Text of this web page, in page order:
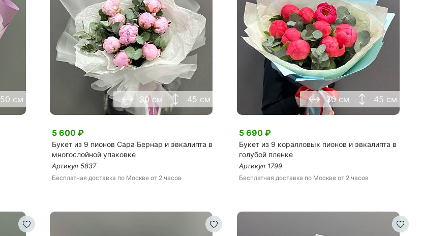
50 см 30 см 45 см
5 600 ₽
Букет из 9 пионов Сара Бернар и эвкалипта в
многослойной упаковке
Артикул 5837
Бесплатная доставка по Москве от 2 часов
30 см 45 см
5 690₽
Букет из 9 коралловых пионов и эвкалипта в
голубой пленке
Артикул1799
Бесплатная доставка по Москвеот 2 часов
Я принимаю Политику конфиденциальности и
Правила использования сайта ФЛАВЭЛЬ. Мы не
продаем ваши данные и храним их в безопасности